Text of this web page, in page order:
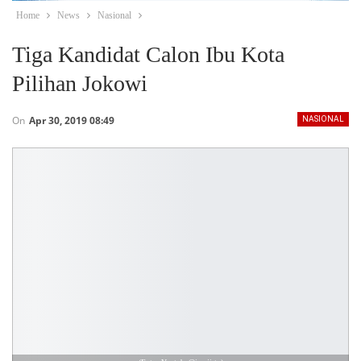
Home News Nasional
Tiga Kandidat Calon Ibu Kota
Pilihan Jokowi
NASIONAL
On Apr 30, 2019 08:49